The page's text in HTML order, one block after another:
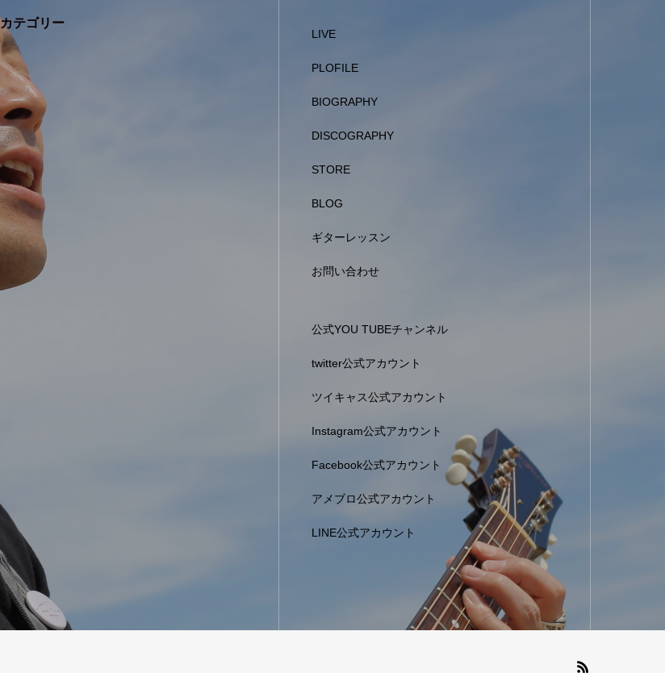
カテゴリー
LIVE
PLOFILE
BIOGRAPHY
DISCOGRAPHY
STORE
BLOG
ギターレッスン
お問い合わせ
公式YOU TUBEチャンネル
twitter公式アカウント
ツイキャス公式アカウント
Instagram公式アカウント
Facebook公式アカウント
アメブロ公式アカウント
LINE公式アカウント